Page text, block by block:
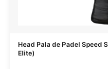
Head Pala de Padel Speed
Elite)